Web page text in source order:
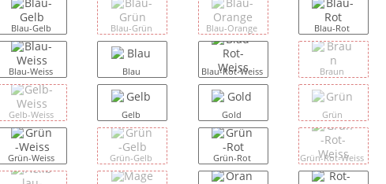
Blau-Gelb Blau-Grün Blau-Orange Blau-Rot
Blau-Weiss Blau Blau-Rot-Weiss Braun
Gelb-Weiss Gelb Gold Grün
Grün-Weiss Grün-Gelb Grün-Rot Grün-Rot-Weiss